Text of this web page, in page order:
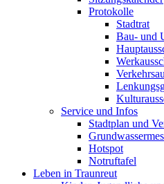
Protokolle
Stadtrat
Bau- und
Service und Infos
Stadtplan und
Hotspot
Notruftafel
Leben in Traunreut